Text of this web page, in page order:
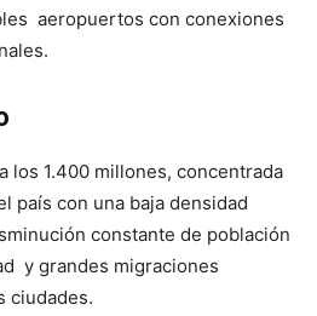
aeropuertos con conexiones
los 1.400 millones, concentrada
país con una baja densidad
constante de población
y grandes migraciones
ciudades.